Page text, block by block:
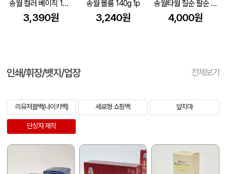
송월 컬러 베이직 130g 1p
3,390원
송월 볼륨 140g 1p
3,240원
송월타월 칠순 팔순 고희 답례품 기프트세트(라이트무지)(전용띠지 포함)
4,000원
인쇄/휘장/뱃지/업장 전체보기
리유저블백(나이키백) 세로형 쇼핑백 앞치마
단상자 제작